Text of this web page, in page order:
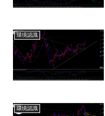
環境認識
環境認識